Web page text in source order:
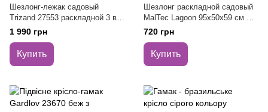
Шезлонг-лежак садовый
Trizand 27553 раскладной 3 в 1
с матрасом бежевый
кемпинговый
1 990 грн
Купить
Шезлонг раскладной садовый
MalTec Lagoon 95х50х59 см до
100 кг, Кресло шезлонг для
пляжа, дачи, кемпинга и
рыбалки с сумкой
720 грн
Купить